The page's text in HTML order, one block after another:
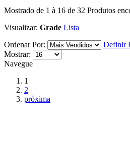
Mostrado de 1 à 16 de 32 Produtos
Visualizar: Grade Lista
Ordenar Por:
Definir
Mostrar:
Navegue
1
2
próxima